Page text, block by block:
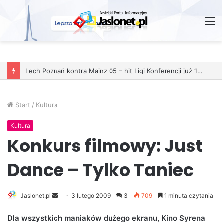
Start / Kultura
Kultura
Konkurs filmowy: Just
Dance – Tylko Taniec
Jaslonet.pl
n
3 lutego 2009 3 709 1 minuta czytania
Dla wszystkich maniaków dużego ekranu, Kino Syrena